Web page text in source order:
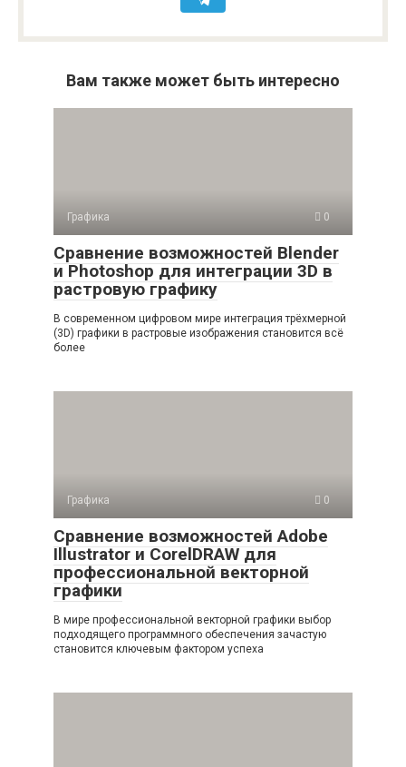
Вам также может быть интересно
Графика 0
Сравнение возможностей Blender
и Photoshop для интеграции 3D в
растровую графику
В современном цифровом мире интеграция трёхмерной
(3D) графики в растровые изображения становится всё
более
Графика 0
Сравнение возможностей Adobe
Illustrator и CorelDRAW для
профессиональной векторной
графики
В мире профессиональной векторной графики выбор
подходящего программного обеспечения зачастую
становится ключевым фактором успеха